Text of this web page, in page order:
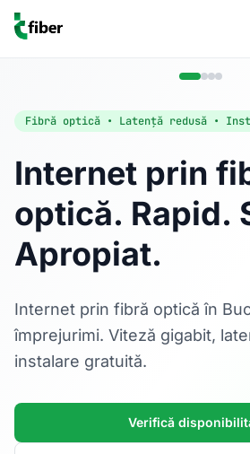
Fibră optică • Latență redusă •
Internet prin
optică. Rapid.
Apropiat.
Internet prin fibră optică în
împrejurimi. Viteză gigabit,
instalare gratuită.
Verifică
Acasă
Internet Rezidențial
Fibră optică până la 1 Gbps, direct în